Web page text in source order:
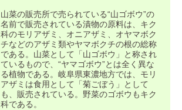
山菜の販売所で売られている“山ゴボウ”の
名前で販売されている漬物の原料は、キク
科のモリアザミ、オニアザミ、オヤマボク
チなどのアザミ類やヤマボクチの根の総称
である。山菜として「山ゴボウ」と称され
ているもので、“ヤマゴボウ”とは全く異な
る植物である。岐阜県東濃地方では、モリ
アザミは食用として「菊ごぼう」として
も、販売されている。野菜のゴボウもキク
科である。